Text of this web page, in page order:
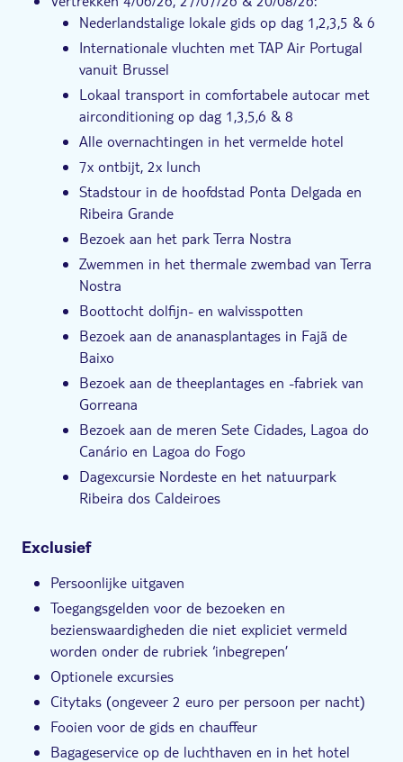
Nederlandstalige lokale gids op dag 1,2,3,5 & 6
Internationale vluchten met TAP Air Portugal
vanuit Brussel
Lokaal transport in comfortabele autocar met
airconditioning op dag 1,3,5,6 & 8
Alle overnachtingen in het vermelde hotel
7x ontbijt, 2x lunch
Stadstour in de hoofdstad Ponta Delgada en
Ribeira Grande
Bezoek aan het park Terra Nostra
Zwemmen in het thermale zwembad van Terra
Nostra
Boottocht dolfijn- en walvisspotten
Bezoek aan de ananasplantages in Fajã de
Baixo
Bezoek aan de theeplantages en -fabriek van
Gorreana
Bezoek aan de meren Sete Cidades, Lagoa do
Canário en Lagoa do Fogo
Dagexcursie Nordeste en het natuurpark
Ribeira dos Caldeiroes
Exclusief
Persoonlijke uitgaven
Toegangsgelden voor de bezoeken en
bezienswaardigheden die niet expliciet vermeld
worden onder de rubriek ‘inbegrepen’
Optionele excursies
Citytaks (ongeveer 2 euro per persoon per nacht)
Fooien voor de gids en chauffeur
Bagageservice op de luchthaven en in het hotel